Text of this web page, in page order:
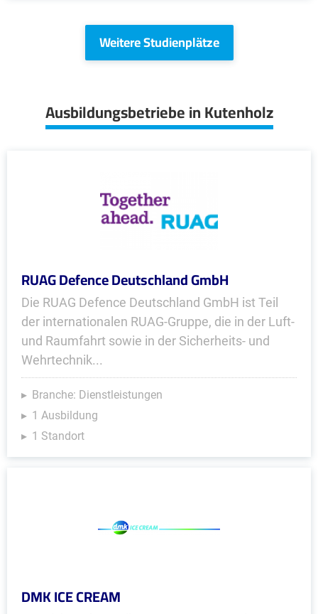
Weitere Studienplätze
Ausbildungsbetriebe in Kutenholz
RUAG Defence Deutschland GmbH
Die RUAG Defence Deutschland GmbH ist Teil
der inter­nationalen RUAG-Gruppe, die in der Luft-
und Raumfahrt sowie in der Sicherheits- und
Wehrtechnik...
Branche: Dienstleistungen
1 Ausbildung
1 Standort
DMK ICE CREAM